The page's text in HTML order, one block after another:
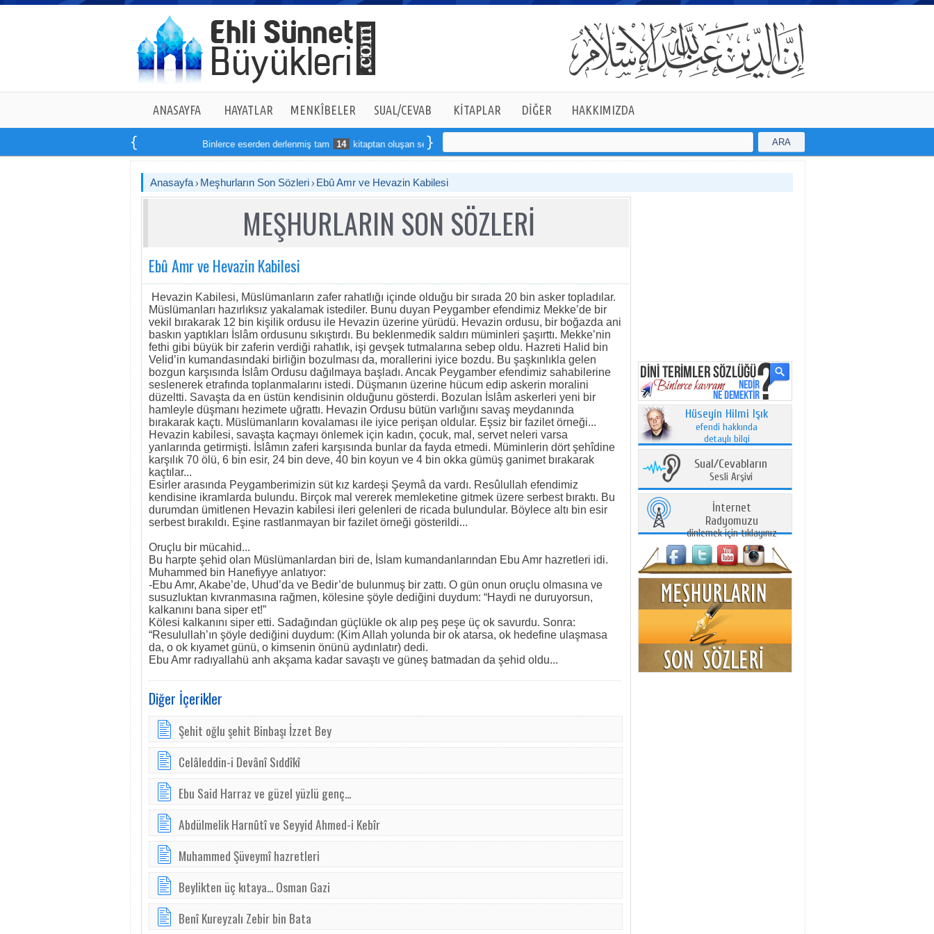
ANASAYFA HAYATLAR MENKÎBELER SUAL/CEVAB KİTAPLAR DİĞER HAKKIMIZDA
Binlerce eserden derlenmiş tam 14 kitaptan oluşan seti online sipariş verebilirsiniz ARA
Anasayfa Meşhurların Son Sözleri Ebû Amr ve Hevazin Kabilesi
MEŞHURLARIN SON SÖZLERİ
Ebû Amr ve Hevazin Kabilesi
Hevazin Kabilesi, Müslümanların zafer rahatlığı içinde olduğu bir sırada 20 bin asker topladılar.
Müslümanları hazırlıksız yakalamak istediler. Bunu duyan Peygamber efendimiz Mekke’de bir
vekil bırakarak 12 bin kişilik ordusu ile Hevazin üzerine yürüdü. Hevazin ordusu, bir boğazda ani
baskın yaptıkları İslâm ordusunu sıkıştırdı. Bu beklenmedik saldırı müminleri şaşırttı. Mekke’nin
fethi gibi büyük bir zaferin verdiği rahatlık, işi gevşek tutmalarına sebep oldu. Hazreti Halid bin
Velid’in kumandasındaki birliğin bozulması da, morallerini iyice bozdu. Bu şaşkınlıkla gelen
bozgun karşısında İslâm Ordusu dağılmaya başladı. Ancak Peygamber efendimiz sahabilerine
seslenerek etrafında toplanmalarını istedi. Düşmanın üzerine hücum edip askerin moralini
düzeltti. Savaşta da en üstün kendisinin olduğunu gösterdi. Bozulan İslâm askerleri yeni bir
hamleyle düşmanı hezimete uğrattı. Hevazin Ordusu bütün varlığını savaş meydanında
bırakarak kaçtı. Müslümanların kovalaması ile iyice perişan oldular. Eşsiz bir fazilet örneği...
Hevazin kabilesi, savaşta kaçmayı önlemek için kadın, çocuk, mal, servet neleri varsa
yanlarında getirmişti. İslâmın zaferi karşısında bunlar da fayda etmedi. Müminlerin dört şehîdine
karşılık 70 ölü, 6 bin esir, 24 bin deve, 40 bin koyun ve 4 bin okka gümüş ganimet bırakarak
kaçtılar...
Esirler arasında Peygamberimizin süt kız kardeşi Şeymâ da vardı. Resûlullah efendimiz
kendisine ikramlarda bulundu. Birçok mal vererek memleketine gitmek üzere serbest bıraktı. Bu
durumdan ümitlenen Hevazin kabilesi ileri gelenleri de ricada bulundular. Böylece altı bin esir
serbest bırakıldı. Eşine rastlanmayan bir fazilet örneği gösterildi...
Oruçlu bir mücahid...
Bu harpte şehid olan Müslümanlardan biri de, İslam kumandanlarından Ebu Amr hazretleri idi.
Muhammed bin Hanefiyye anlatıyor:
-Ebu Amr, Akabe’de, Uhud’da ve Bedir’de bulunmuş bir zattı. O gün onun oruçlu olmasına ve
susuzluktan kıvranmasına rağmen, kölesine şöyle dediğini duydum: “Haydi ne duruyorsun,
kalkanını bana siper et!”
Kölesi kalkanını siper etti. Sadağından güçlükle ok alıp peş peşe üç ok savurdu. Sonra:
“Resulullah’ın şöyle dediğini duydum: (Kim Allah yolunda bir ok atarsa, ok hedefine ulaşmasa
da, o ok kıyamet günü, o kimsenin önünü aydınlatır) dedi.
Ebu Amr radıyallahü anh akşama kadar savaştı ve güneş batmadan da şehid oldu...
Diğer İçerikler
Şehit oğlu şehit Binbaşı İzzet Bey
Celâleddin-i Devânî Sıddîkî
Ebu Said Harraz ve güzel yüzlü genç...
Abdülmelik Harnûtî ve Seyyid Ahmed-i Kebîr
Muhammed Şüveymî hazretleri
Beylikten üç kıtaya... Osman Gazi
Benî Kureyzalı Zebir bin Bata
Hüseyin Hilmi Işık
efendi hakkında
detaylı bilgi
Sual/Cevabların
Sesli Arşivi
İnternet
Radyomuzu
dinlemek için tıklayınız